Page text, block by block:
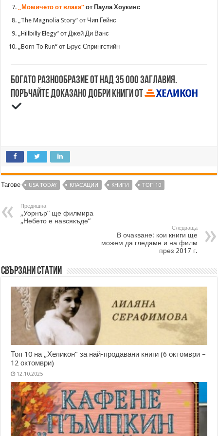
„Момичето от влака“ от Паула Хоукинс
„The Magnolia Story“ от Чип Гейнс
„Hillbilly Elegy“ от Джей Ди Ванс
„Born To Run“ от Брус Спрингстийн
Богато разнообразие от над 35 000 заглавия.
Поръчайте доказано добри книги от
Тагове USA TODAY КЛАСАЦИИ КНИГИ ТОП 10
Предишна
„Уорнър“ ще филмира
„Небето е навсякъде“
Следваща
В очакване: кои книги ще
можем да гледаме и на филм
през 2017 г.
Свързани статии
Топ 10 на „Хеликон” за най-продавани книги (6 октомври –
12 октомври)
12.10.2025